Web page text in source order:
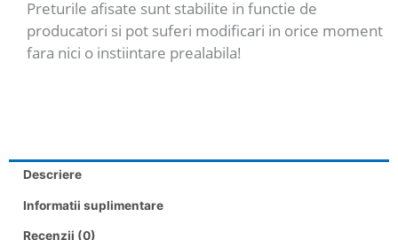
Preturile afisate sunt stabilite in functie de
producatori si pot suferi modificari in orice moment
fara nici o instiintare prealabila!
Descriere
Informatii suplimentare
Recenzii (0)